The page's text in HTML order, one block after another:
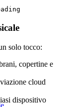
solo tocco:
copertine e
cloud
dispositivo